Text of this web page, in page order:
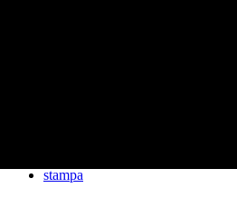
stampa